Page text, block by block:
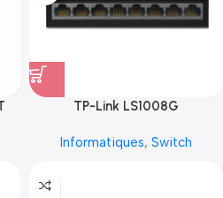
TP-Link LS1008G
Informatiques, Switch